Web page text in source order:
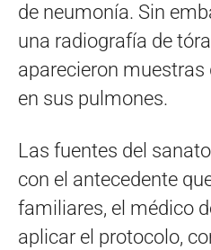
de neumonía. Sin
una radiografía de
aparecieron muestras
en sus pulmones.
Las fuentes del
con el antecedente
familiares, el médico
aplicar el protocolo,